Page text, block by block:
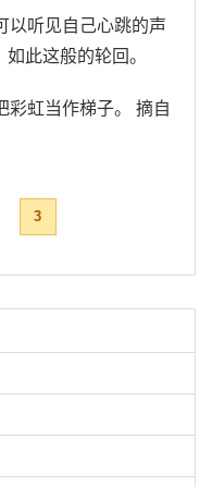
以听见自己心跳的声
此这般的轮回。
彩虹当作梯子。 摘自
3